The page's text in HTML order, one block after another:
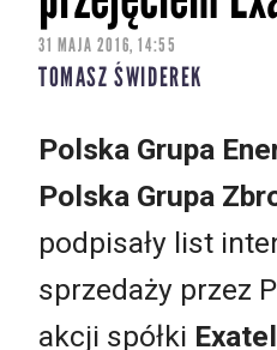
31 MAJA 2016, 14:55
TOMASZ ŚWIDEREK
Polska Grupa
Polska Grupa
podpisały list
sprzedaży przez
akcji spółki Exatel